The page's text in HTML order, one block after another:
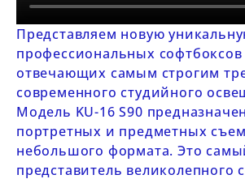
Представляем новую
профессиональных софтбоксов
отвечающих самым строгим
современного студийного
Модель KU-16 S90
портретных и предметных
небольшого формата. Это
представитель великолепного